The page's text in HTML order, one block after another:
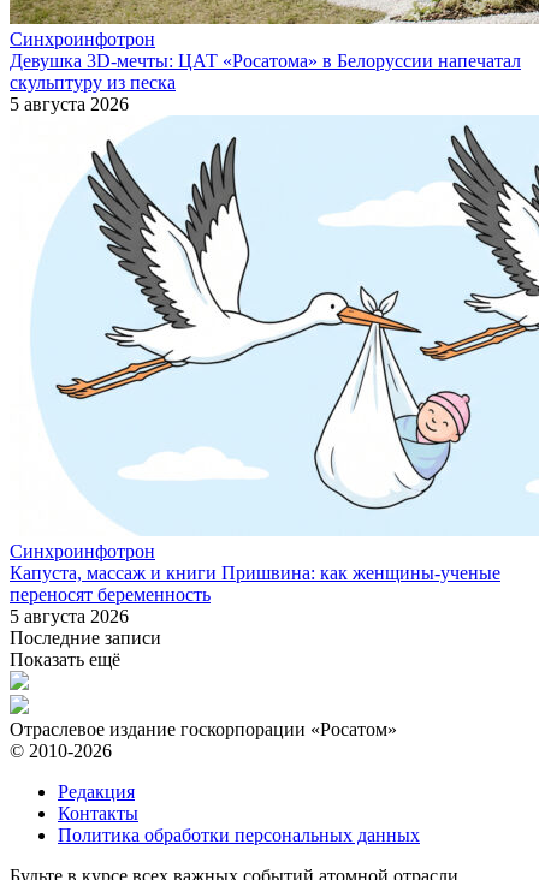
Синхроинфотрон
Девушка 3D-мечты: ЦАТ «Росатома» в Белоруссии напечатал
скульптуру из песка
5 августа 2026
Синхроинфотрон
Капуста, массаж и книги Пришвина: как женщины-ученые
переносят беременность
5 августа 2026
Последние записи
Показать ещё
Отраслевое издание госкорпорации «Росатом»
© 2010-2026
Редакция
Контакты
Политика обработки персональных данных
Будьте в курсе всех важных событий атомной отрасли